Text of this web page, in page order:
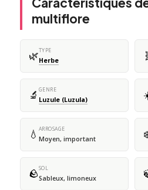
multiflore
🌿TYPE
Herbe
🔬 GENRE
Luzule (Luzula)
💧 ARROSAGE
Moyen, important
🪨SOL
Sableux, limoneux